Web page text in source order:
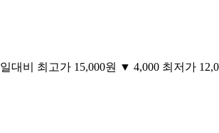
대비 최고가 15,000원 ▼ 4,000 최저가